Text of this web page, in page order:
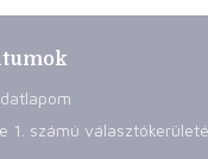
1. számú